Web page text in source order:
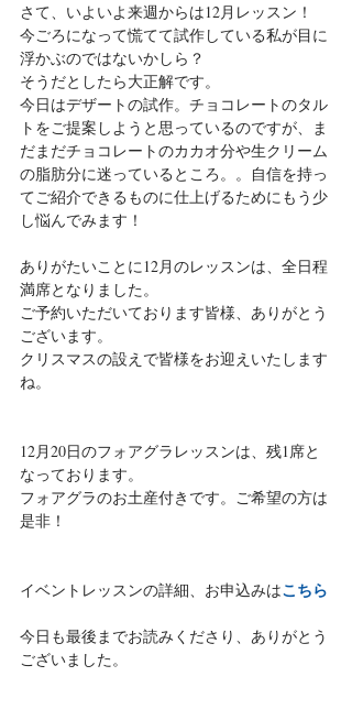
さて、いよいよ来週からは12月レッスン！
今ごろになって慌てて試作している私が目に
浮かぶのではないかしら？
そうだとしたら大正解です。
今日はデザートの試作。チョコレートのタル
トをご提案しようと思っているのですが、ま
だまだチョコレートのカカオ分や生クリーム
の脂肪分に迷っているところ。。自信を持っ
てご紹介できるものに仕上げるためにもう少
し悩んでみます！
ありがたいことに12月のレッスンは、全日程
満席となりました。
ご予約いただいております皆様、ありがとう
ございます。
クリスマスの設えで皆様をお迎えいたします
ね。
12月20日のフォアグラレッスンは、残1席と
なっております。
フォアグラのお土産付きです。ご希望の方は
是非！
イベントレッスンの詳細、お申込みはこちら
今日も最後までお読みくださり、ありがとう
ございました。